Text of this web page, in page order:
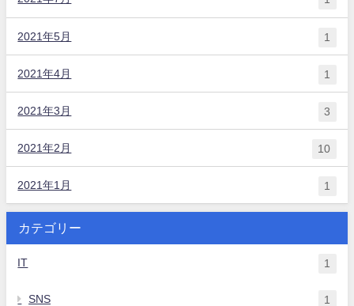
2021年5月 1
2021年4月 1
2021年3月 3
2021年2月 10
2021年1月 1
カテゴリー
IT 1
SNS 1